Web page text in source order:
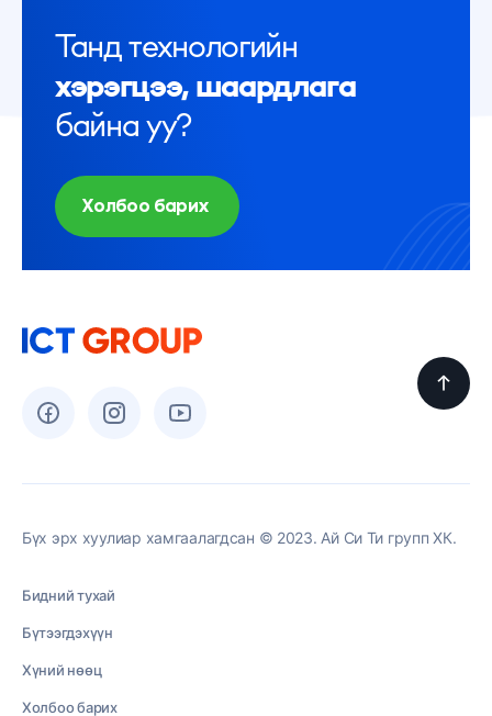
Танд технологийн
хэрэгцээ, шаардлага
байна уу?
Холбоо барих
Бүх эрх хуулиар хамгаалагдсан © 2023. Ай Си Ти групп ХК.
Бидний тухай
Бүтээгдэхүүн
Хүний нөөц
Холбоо барих